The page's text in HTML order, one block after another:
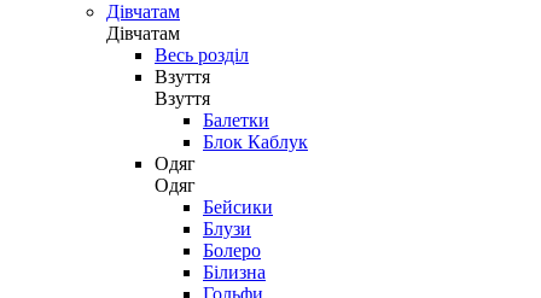
Дівчатам
Дівчатам
Весь розділ
Взуття
Взуття
Балетки
Блок Каблук
Одяг
Одяг
Бейсики
Блузи
Болеро
Білизна
Гольфи